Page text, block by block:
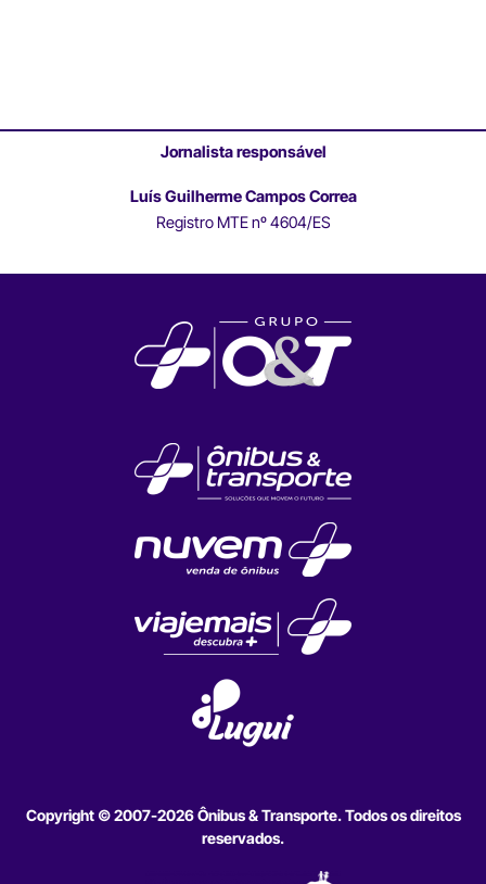
Jornalista responsável
Luís Guilherme Campos Correa
Registro MTE nº 4604/ES
Copyright © 2007-2026 Ônibus & Transporte. Todos os direitos
reservados.